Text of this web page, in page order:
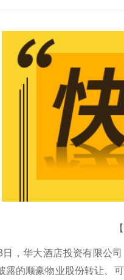
，华大酒店投资有限公
露的顺豪物业股份转让、